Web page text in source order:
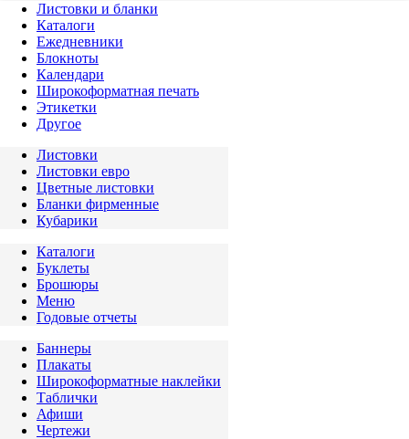
Листовки и бланки
Каталоги
Ежедневники
Блокноты
Календари
Широкоформатная печать
Этикетки
Другое
Листовки
Листовки евро
Цветные листовки
Бланки фирменные
Кубарики
Каталоги
Буклеты
Брошюры
Меню
Годовые отчеты
Баннеры
Плакаты
Широкоформатные наклейки
Таблички
Афиши
Чертежи